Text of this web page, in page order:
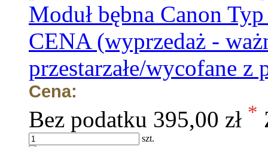
Moduł bębna Canon
CENA (wyprzedaż -
przestarzałe/wycofane z
Cena:
Bez podatku 395,00 zł *
szt.